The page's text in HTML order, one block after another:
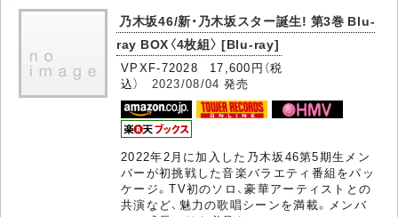
乃木坂46/新・乃木坂スター誕生! 第3巻 Blu-
ray BOX〈4枚組〉 [Blu-ray]
VPXF-72028 17,600円（税
込） 2023/08/04 発売
2022年2月に加入した乃木坂46第5期生メン
バーが初挑戦した音楽バラエティ番組をパッ
ケージ。TV初のソロ、豪華アーティストとの
共演など、魅力の歌唱シーンを満載。メンバ